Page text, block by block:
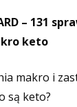
– 131
keto
makro i
są keto?